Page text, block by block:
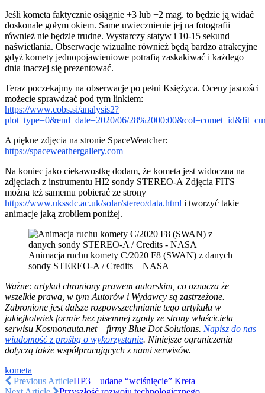
Jeśli kometa faktycznie osiągnie +3 lub +2 mag. to będzie ją widać
doskonale gołym okiem. Same uwiecznienie jej na fotografii
również nie będzie trudne. Wystarczy statyw i 10-15 sekund
naświetlania. Obserwacje wizualne również będą bardzo atrakcyjne
gdyż komety jednopojawieniowe potrafią zaskakiwać i każdego
dnia inaczej się prezentować.
Teraz poczekajmy na obserwacje po pełni Księżyca. Oceny jasności
możecie sprawdzać pod tym linkiem:
https://www.cobs.si/analysis2?
plot_type=0&end_date=2020/06/
A piękne zdjęcia na stronie SpaceWeatcher:
https://spaceweathergallery.com
Na koniec jako ciekawostkę dodam, że kometa jest widoczna na
zdjęciach z instrumentu HI2 sondy STEREO-A Zdjęcia FITS
można też samemu pobierać ze strony
https://www.ukssdc.ac.uk/solar/stereo/data.html i tworzyć takie
animacje jaką zrobiłem poniżej.
Animacja ruchu komety C/2020 F8 (SWAN) z danych
sondy STEREO-A / Credits – NASA
Ważne: artykuł chroniony prawem autorskim, co oznacza że
wszelkie prawa, w tym Autorów i Wydawcy są zastrzeżone.
Zabronione jest dalsze rozpowszechnianie tego artykułu w
jakiejkolwiek formie bez pisemnej zgody ze strony właściciela
serwisu Kosmonauta.net – firmy Blue Dot Solutions. Napisz do nas
wiadomość z prośbą o wykorzystanie. Niniejsze ograniczenia
dotyczą także współpracujących z nami serwisów.
kometa
Previous ArticleHP3 – udane “wciśnięcie” Kreta